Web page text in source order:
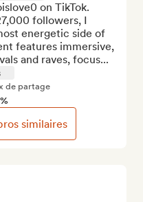
on TikTok.
followers, I
energetic side of
features immersive,
and raves, focus...
de partage
similaires